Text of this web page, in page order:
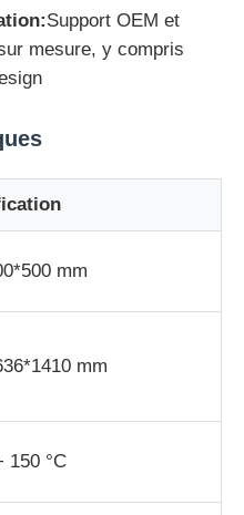
de construction
Support OEM et
mesure, y compris
mm
mm
150 °C